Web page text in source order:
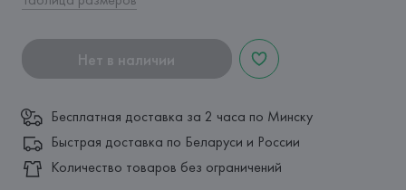
Нет в наличии
Бесплатная доставка за 2 часа по Минску
Быстрая доставка по Беларуси и России
Количество товаров без ограничений